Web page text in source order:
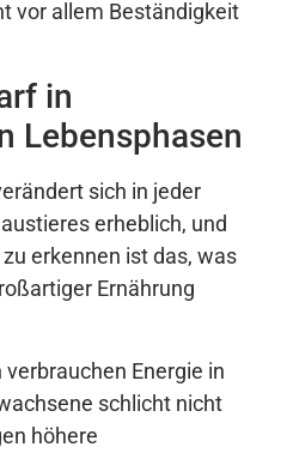
vor allem Beständigkeit
in
Lebensphasen
sich in jeder
erheblich, und
erkennen ist das, was
Ernährung
Energie in
schlicht nicht
höhere